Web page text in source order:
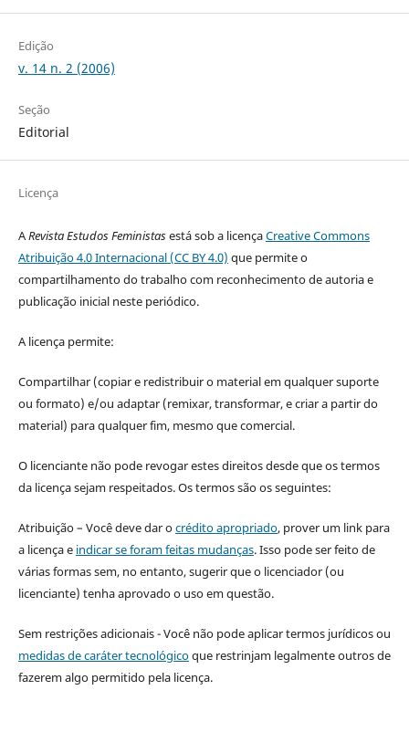
Edição
v. 14 n. 2 (2006)
Seção
Editorial
Licença
ARevista Estudos Feministasestá sob a licençaCreative Commons
Atribuição 4.0 Internacional (CC BY 4.0) que permite o
compartilhamento do trabalho com reconhecimento de autoria e
publicação inicial neste periódico.
A licença permite:
Compartilhar (copiar e redistribuir o material em qualquer suporte
ou formato) e/ou adaptar (remixar, transformar, e criar a partir do
material) para qualquer fim, mesmo que comercial.
O licenciante não pode revogar estes direitos desde que os termos
da licença sejam respeitados. Os termos são os seguintes:
Atribuição – Você deve dar ocrédito apropriado, prover um link para
a licença e indicar se foram feitas mudanças. Isso pode ser feito de
várias formas sem, no entanto, sugerir que o licenciador (ou
licenciante) tenha aprovado o uso em questão.
Sem restrições adicionais - Você não pode aplicar termos jurídicos ou
medidas de caráter tecnológicoque restrinjam legalmente outros de
fazerem algo permitido pela licença.